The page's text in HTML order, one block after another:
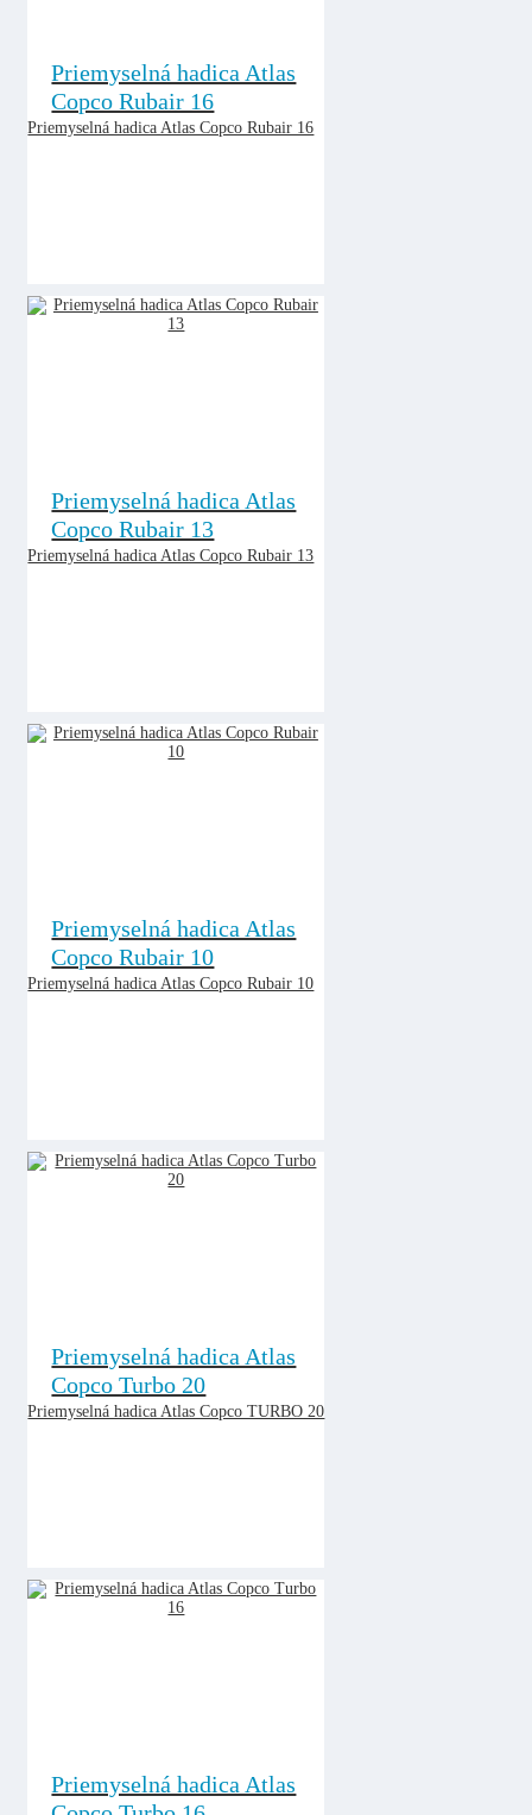
Priemyselná hadica Atlas
Copco Rubair 16
Priemyselná hadica Atlas Copco Rubair 16
Priemyselná hadica Atlas
Copco Rubair 13
Priemyselná hadica Atlas Copco Rubair 13
Priemyselná hadica Atlas
Copco Rubair 10
Priemyselná hadica Atlas Copco Rubair 10
Priemyselná hadica Atlas
Copco Turbo 20
Priemyselná hadica Atlas Copco TURBO 20
Priemyselná hadica Atlas